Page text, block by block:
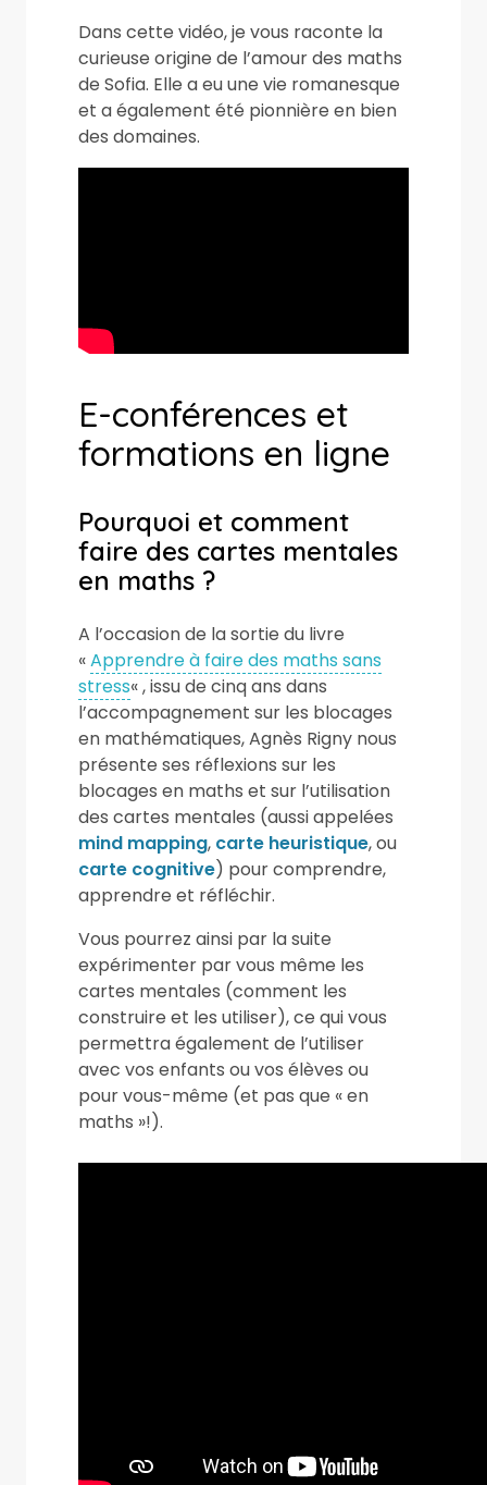
Dans cette vidéo, je vous raconte la
curieuse origine de l’amour des maths
de Sofia. Elle a eu une vie romanesque
et a également été pionnière en bien
des domaines.
E-conférences et
formations en ligne
Pourquoi et comment
faire des cartes mentales
en maths ?
A l’occasion de la sortie du livre
«Apprendre à faire des maths sans
stress« , issu de cinq ans dans
l’accompagnement sur les blocages
en mathématiques, Agnès Rigny nous
présente ses réflexions sur les
blocages en maths et sur l’utilisation
des cartes mentales (aussi appelées
mind mapping, carte heuristique, ou
carte cognitive) pour comprendre,
apprendre et réfléchir.
Vous pourrez ainsi par la suite
expérimenter par vous même les
cartes mentales (comment les
construire et les utiliser), ce qui vous
permettra également de l’utiliser
avec vos enfants ou vos élèves ou
pour vous-même (et pas que « en
maths »!).